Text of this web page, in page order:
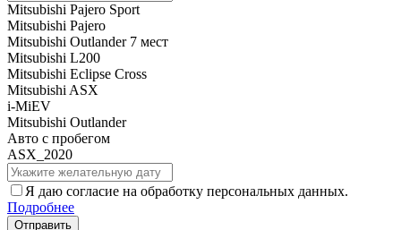
Mitsubishi Pajero Sport
Mitsubishi Pajero
Mitsubishi Outlander 7 мест
Mitsubishi L200
Mitsubishi Eclipse Cross
Mitsubishi ASX
i-MiEV
Mitsubishi Outlander
Авто с пробегом
ASX_2020
Я даю согласие на обработку персональных данных.
Подробнее